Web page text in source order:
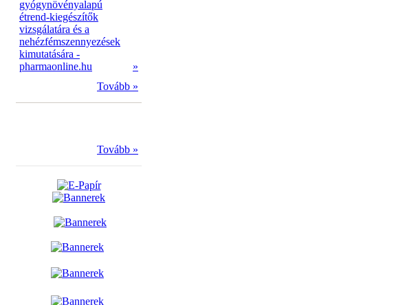
gyógynövényalapú
étrend-kiegészítők
vizsgálatára és a
nehézfémszennyezések
kimutatására -
pharmaonline.hu
»
Tovább »
Tovább »